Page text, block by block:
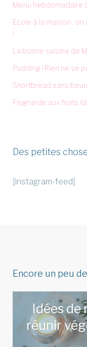
Menu hebdomadaire
Ecole à la maison :
!
La bonne cuisine de
Pudding ! Rien ne se
Shortbread sans
Flognarde aux fruits
Des petites
[instagram-feed]
Encore un peu
Idées de
réunir